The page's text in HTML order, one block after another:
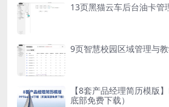
13页黑猫云车后台油卡管
9页智慧校园区域管理与
【8套产品经理简历模版
底部免费下载）